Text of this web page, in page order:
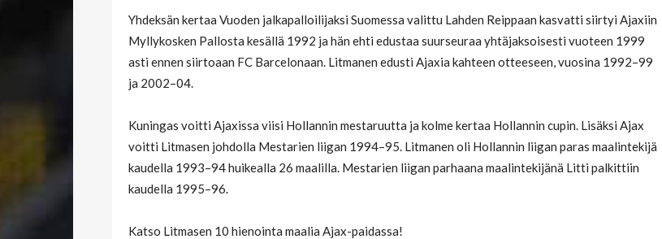
Yhdeksän kertaa Vuoden jalkapalloilijaksi Suomessa valittu Lahden Reippaan kasvatti siirtyi Ajaxiin
Myllykosken Pallosta kesällä 1992 ja hän ehti edustaa suurseuraa yhtäjaksoisesti vuoteen 1999
asti ennen siirtoaan FC Barcelonaan. Litmanen edusti Ajaxia kahteen otteeseen, vuosina 1992–99
ja 2002–04.
Kuningas voitti Ajaxissa viisi Hollannin mestaruutta ja kolme kertaa Hollannin cupin. Lisäksi Ajax
voitti Litmasen johdolla Mestarien liigan 1994–95. Litmanen oli Hollannin liigan paras maalintekijä
kaudella 1993–94 huikealla 26 maalilla. Mestarien liigan parhaana maalintekijänä Litti palkittiin
kaudella 1995–96.
Katso Litmasen 10 hienointa maalia Ajax-paidassa!